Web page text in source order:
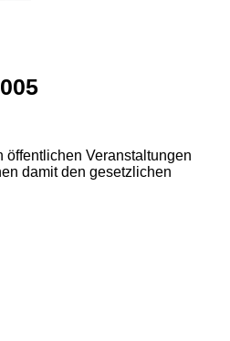
öffentlichen Veranstaltungen
damit den gesetzlichen